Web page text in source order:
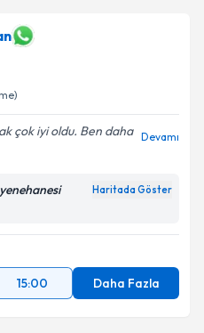
çok iyi oldu. Ben daha Devamı
Haritada Göster
15:00 Daha Fazla